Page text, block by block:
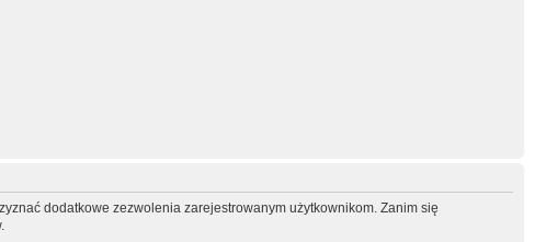
dodatkowe zezwolenia zarejestrowanym użytkownikom. Zanim się